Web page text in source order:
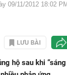
09/11/2012 18:02
LƯU BÀI
hộ sau khi “sáng